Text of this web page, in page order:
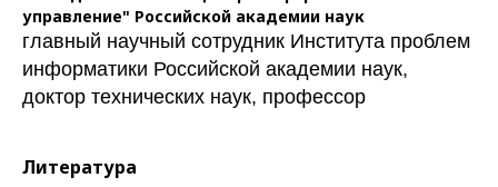
управление" Российской академии наук
главный научный сотрудник Института проблем
информатики Российской академии наук,
доктор технических наук, профессор
Литература